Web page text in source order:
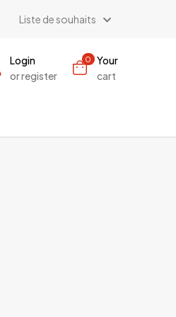
Liste de souhaits
Login
or register
0
Your
cart